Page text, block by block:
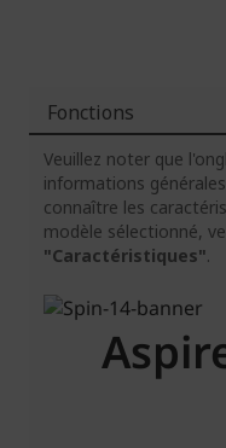
Fonctions
Veuillez noter que
informations
connaître les
modèle sélectionné,
"Caractéristiques".